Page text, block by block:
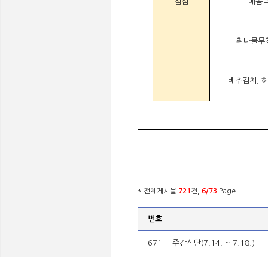
취나물무
배추김치,
* 전체게시물 721 건, 6/73 Page
번호
671 주간식단(7.14. ~ 7.18.)